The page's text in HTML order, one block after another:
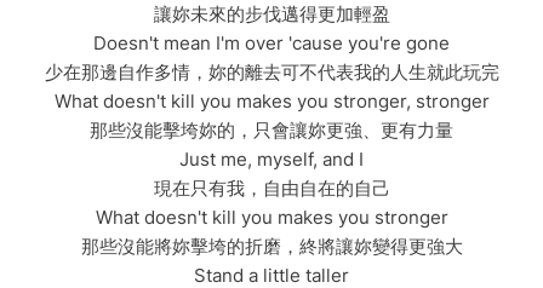
讓妳未來的步伐邁得更加輕盈
Doesn't mean I'm over 'cause you're gone
少在那邊自作多情，妳的離去可不代表我的人生就此玩完
What doesn't kill you makes you stronger, stronger
那些沒能擊垮妳的，只會讓妳更強、更有力量
Just me, myself, and I
現在只有我，自由自在的自己
What doesn't kill you makes you stronger
那些沒能將妳擊垮的折磨，終將讓妳變得更強大
Stand a little taller